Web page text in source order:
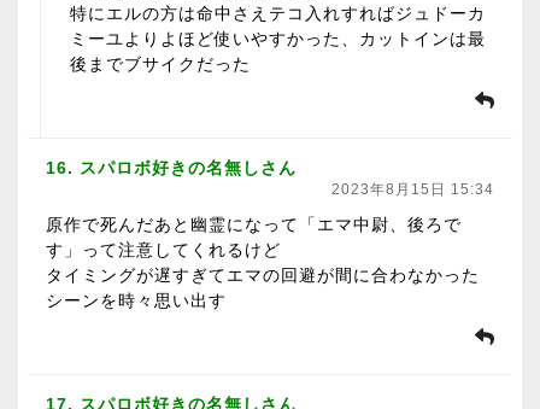
特にエルの方は命中さえテコ入れすればジュドーカ
ミーユよりよほど使いやすかった、カットインは最
後までブサイクだった
16. スパロボ好きの名無しさん
2023年8月15日 15:34
原作で死んだあと幽霊になって「エマ中尉、後ろで
す」って注意してくれるけど
タイミングが遅すぎてエマの回避が間に合わなかった
シーンを時々思い出す
17. スパロボ好きの名無しさん